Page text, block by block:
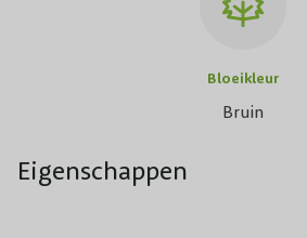
Bloeikleur
Bruin
Eigenschappen